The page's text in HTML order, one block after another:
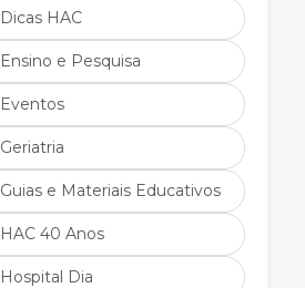
Dicas HAC
Ensino e Pesquisa
Eventos
Geriatria
Guias e Materiais Educativos
HAC 40 Anos
Hospital Dia